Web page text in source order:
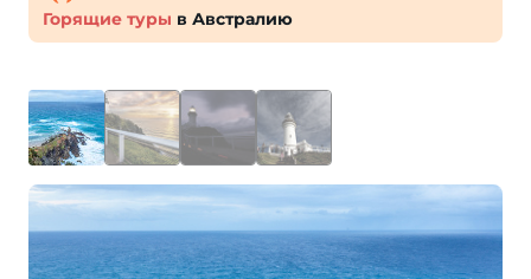
Горящие туры в Австралию